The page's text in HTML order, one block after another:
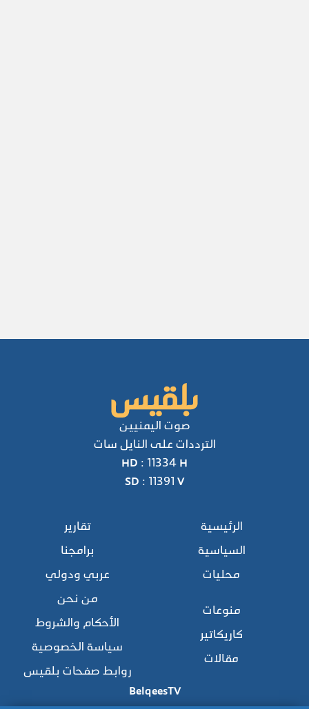
صوت اليمنيين
الترددات على النايل سات
HD : 11334 H
SD : 11391 V
الرئيسية
السياسية
محليات
تقارير
برامجنا
عربي ودولي
منوعات
كاريكاتير
مقالات
من نحن
الأحكام والشروط
سياسة الخصوصية
روابط صفحات بلقيس
BelqeesTV